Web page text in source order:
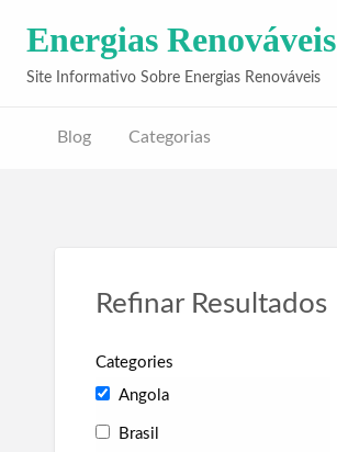
Energias Renováveis
Site Informativo Sobre Energias Renováveis
Blog Categorias
Refinar Resultados
Categories
Angola
Brasil